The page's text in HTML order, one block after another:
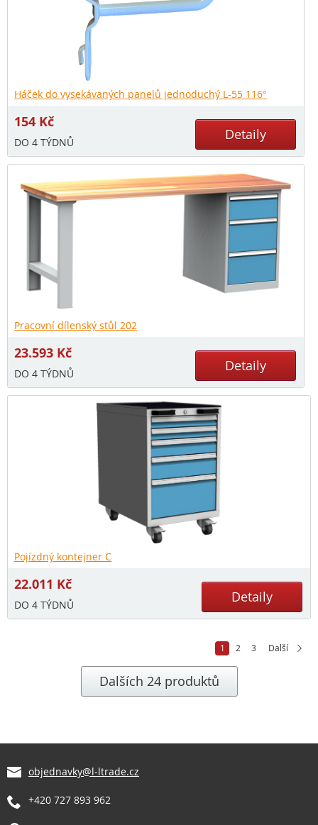
Háček do vysekávaných panelů jednoduchý L-55 116°
154 Kč
DO 4 TÝDNŮ Detaily
Pracovní dílenský stůl 202
23.593 Kč
DO 4 TÝDNŮ Detaily
Pojízdný kontejner C
22.011 Kč
DO 4 TÝDNŮ Detaily
1 2 3 Další
Dalších 24 produktů
objednavky@l-ltrade.cz
+420 727 893 962